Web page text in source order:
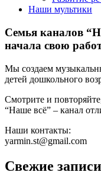
Наши мультики
Семья каналов
начала свою
Мы создаем
детей дошкольного
Смотрите и
“Наше всё” – канал
Наши контакты:
yarmin.st@gmail.com
Свежие записи